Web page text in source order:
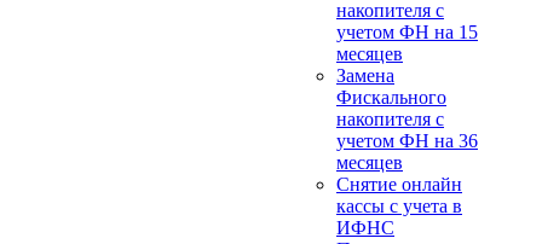
накопителя с
учетом ФН на 15
месяцев
Замена
Фискального
накопителя с
учетом ФН на 36
месяцев
Снятие онлайн
кассы с учета в
ИФНС